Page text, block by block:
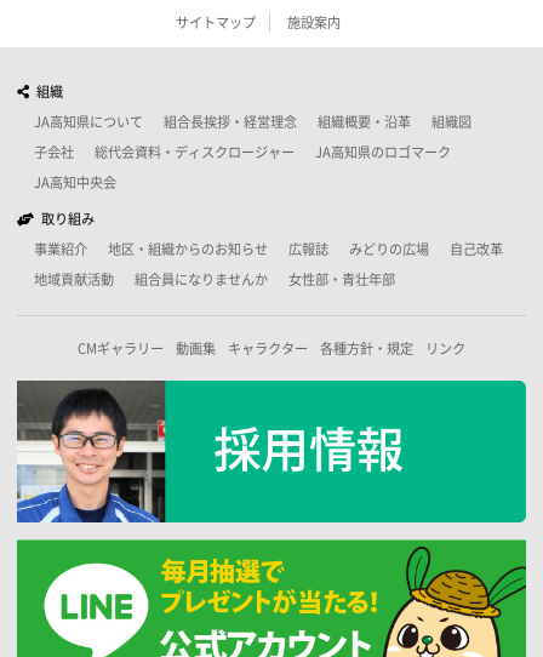
サイトマップ 施設案内
組織
JA高知県について 組合長挨拶・経営理念 組織概要・沿革 組織図
子会社 総代会資料・ディスクロージャー JA高知県のロゴマーク
JA高知中央会
取り組み
事業紹介 地区・組織からのお知らせ 広報誌 みどりの広場 自己改革
地域貢献活動 組合員になりませんか 女性部・青壮年部
CMギャラリー 動画集 キャラクター 各種方針・規定 リンク